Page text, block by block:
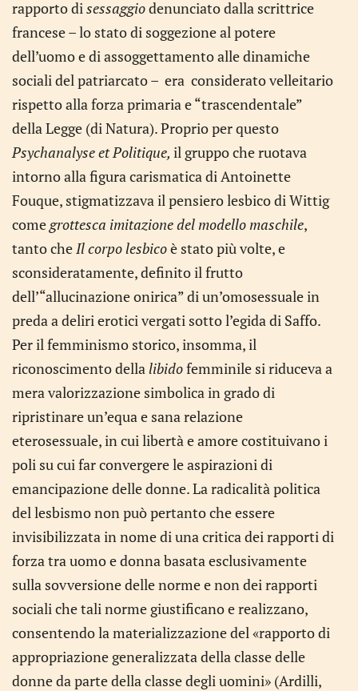
rapporto disessaggiodenunciato dalla scrittrice
francese – lo stato di soggezione al potere
dell’uomo e di assoggettamento alle dinamiche
sociali del patriarcato – era considerato velleitario
rispetto alla forza primaria e “trascendentale”
della Legge (di Natura). Proprio per questo
Psychanalyse et Politique, il gruppo che ruotava
intorno alla figura carismatica di Antoinette
Fouque, stigmatizzava il pensiero lesbico di Wittig
comegrottesca imitazione del modello maschile,
tanto cheIl corpo lesbicoè stato più volte, e
sconsideratamente, definito il frutto
dell’“allucinazione onirica” di un’omosessuale in
preda a deliri erotici vergati sotto l’egida di Saffo.
Per il femminismo storico, insomma, il
riconoscimento dellalibidofemminile si riduceva a
mera valorizzazione simbolica in grado di
ripristinare un’equa e sana relazione
eterosessuale, in cui libertà e amore costituivano i
poli su cui far convergere le aspirazioni di
emancipazione delle donne. La radicalità politica
del lesbismo non può pertanto che essere
invisibilizzata in nome di una critica dei rapporti di
forza tra uomo e donna basata esclusivamente
sulla sovversione delle norme e non dei rapporti
sociali che tali norme giustificano e realizzano,
consentendo la materializzazione del «rapporto di
appropriazione generalizzata della classe delle
donne da parte della classe degli uomini» (Ardilli,